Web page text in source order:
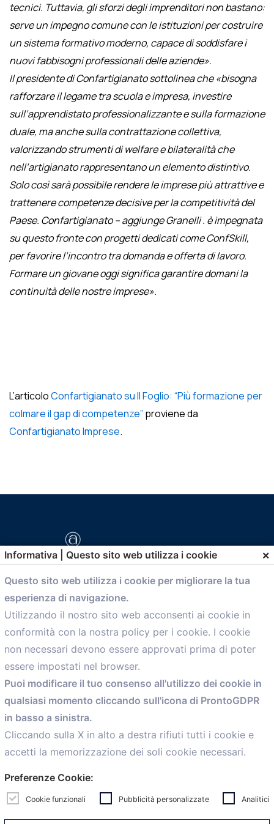
tecnici. Tuttavia, gli sforzi degli imprenditori non bastano:
serve un impegno comune con le istituzioni per costruire
un sistema formativo moderno, capace di soddisfare i
nuovi fabbisogni professionali delle aziende».
Il presidente di Confartigianato sottolinea che «bisogna
rafforzare il legame tra scuola e impresa, investire
sull’apprendistato professionalizzante e sulla formazione
duale, ma anche sulla contrattazione collettiva,
valorizzando strumenti di welfare e bilateralità che
nell’artigianato rappresentano un elemento distintivo.
Solo così sarà possibile rendere le imprese più attrattive e
trattenere competenze decisive per la competitività del
Paese. Confartigianato – aggiunge Granelli . è impegnata
su questo fronte con progetti dedicati come ConfSkill,
per favorire l’incontro tra domanda e offerta di lavoro.
Formare un giovane oggi significa garantire domani la
continuità delle nostre imprese».
L’articoloConfartigianato su Il Foglio: “Più formazione per
colmare il gap di competenze” proviene da
Confartigianato Imprese.
comunicazione@confartigianato.bo.it
Menù
Home
Servizi
Convenzioni
Voce delle Nostre aziende
Informazioni Ex L. 124/2017
News
personalCaf
Informativa | Questo sito web utilizza i cookie ×
Questo sito web utilizza i cookie per migliorare la tua
esperienza di navigazione.
Utilizzando il nostro sito web acconsenti ai cookie in
conformità con la nostra policy per i cookie. I cookie
non necessari devono essere approvati prima di poter
essere impostati nel browser.
Puoi modificare il tuo consenso all'utilizzo dei cookie in
qualsiasi momento cliccando sull'icona di ProntoGDPR
in basso a sinistra.
Cliccando sulla X in alto a destra rifiuti tutti i cookie e
accetti la memorizzazione dei soli cookie necessari.
Preferenze Cookie:
Cookie funzionali Pubblicità personalizzate Analitici